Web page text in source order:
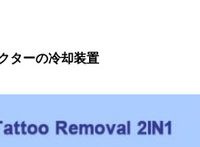
ターの冷却装置